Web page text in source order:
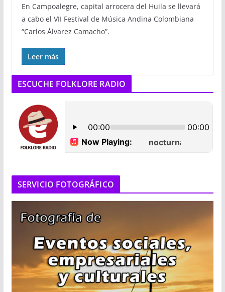
En Campoalegre, capital arrocera del Huila se llevará
a cabo el VII Festival de Música Andina Colombiana
“Carlos Álvarez Camacho”.
Leer más
ESCUCHE FOLKLORE RADIO
SERVICIO FOTOGRÁFICO